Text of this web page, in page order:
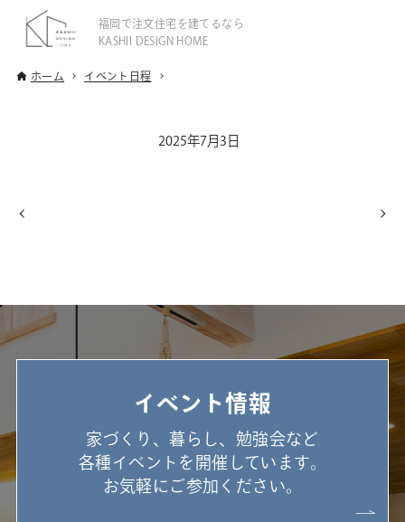
福岡で注文住宅を建てるなら
KASHII DESIGN HOME
ホーム イベント日程
2025年7月3日
イベント情報
家づくり、暮らし、勉強会など
各種イベントを開催しています。
お気軽にご参加ください。